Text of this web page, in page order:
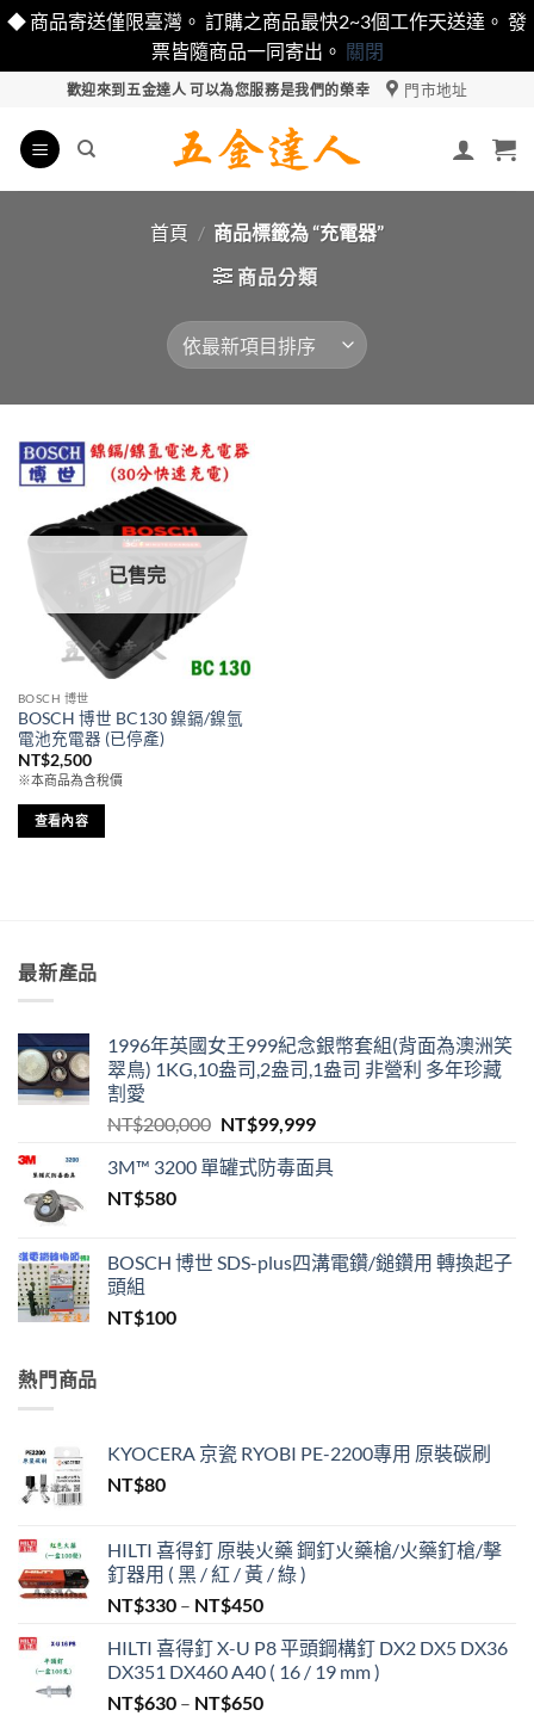
◆ 商品寄送僅限臺灣。 訂購之商品最快2~3個工作天送達。 發
票皆隨商品一同寄出。 關閉
content
歡迎來到五金達人 可以為您服務是我們的榮幸 門市地址
首頁 / 商品標籤為 “充電器”
商品分類
已售完
BOSCH 博世
BOSCH 博世 BC130 鎳鎘/鎳氫
電池充電器 (已停產)
NT$2,500
※本商品為含稅價
查看內容
最新產品
1996年英國女王999紀念銀幣套組(背面為澳洲笑
翠鳥) 1KG,10盎司,2盎司,1盎司 非營利 多年珍藏
割愛
NT$200,000 原
價
NT$99,999目
價
3M™ 3200 單罐式防毒面具
NT$580
BOSCH 博世 SDS-plus四溝電鑽/鎚鑽用 轉換起子
頭組
NT$100
熱門商品
KYOCERA 京瓷 RYOBI PE-2200專用 原裝碳刷
NT$80
HILTI 喜得釘 原裝火藥 鋼釘火藥槍/火藥釘槍/擊
釘器用 ( 黑 / 紅 / 黃 / 綠 )
NT$330 – NT$450價
範
圍：
NT$330
HILTI 喜得釘 X-U P8 平頭鋼構釘 DX2 DX5 DX36
DX351 DX460 A40 ( 16 / 19 mm )
NT$630 – NT$650價